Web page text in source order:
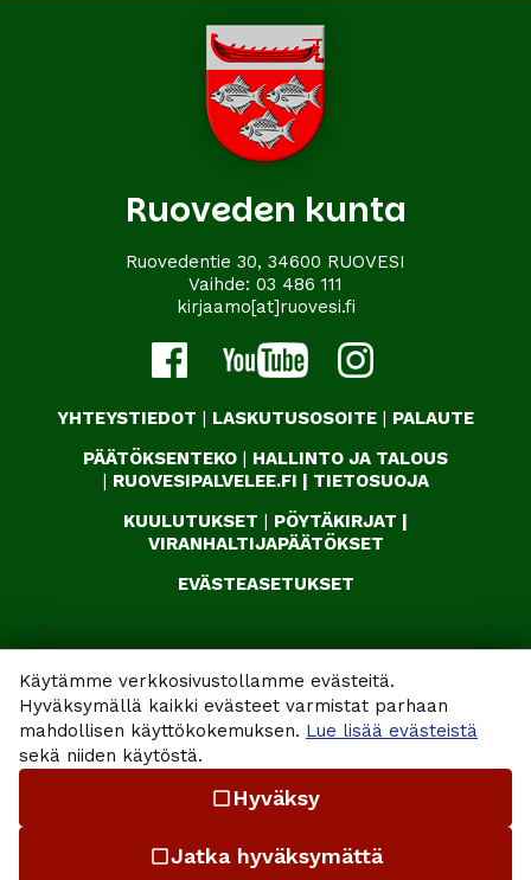
Käytämme verkkosivustollamme evästeitä.
Hyväksymällä kaikki evästeet varmistat parhaan
mahdollisen käyttökokemuksen. Lue lisää evästeistä
sekä niiden käytöstä.
check_box_outline_blank Hyväksy
check_box_outline_blankJatka hyväksymättä
Ruoveden kunta
Ruovedentie 30, 34600 RUOVESI
Vaihde: 03 486 111
kirjaamo[at]ruovesi.fi
YHTEYSTIEDOT | LASKUTUSOSOITE | PALAUTE
PÄÄTÖKSENTEKO | HALLINTO JA TALOUS
| RUOVESIPALVELEE.FI | TIETOSUOJA
KUULUTUKSET | PÖYTÄKIRJAT |
VIRANHALTIJAPÄÄTÖKSET
EVÄSTEASETUKSET